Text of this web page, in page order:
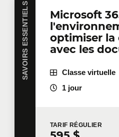
Courriel
Téléphone
SAVOIRS ESSENTIELS
Microsoft
optimiser la
avec les
Classe virtuelle
1 jour
TARIF RÉGULIER